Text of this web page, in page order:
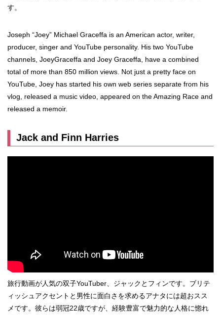
す。
Joseph “Joey” Michael Graceffa is an American actor, writer,
producer, singer and YouTube personality. His two YouTube
channels, JoeyGraceffa and Joey Graceffa, have a combined
total of more than 850 million views. Not just a pretty face on
YouTube, Joey has started his own web series separate from his
vlog, released a music video, appeared on the Amazing Race and
released a memoir.
Jack and Finn Harries
旅行動画が人気の双子YouTuber、ジャックとフィンです。ブリテ
ィッシュアクセントと男性に面白さを求めるアナタには超おスス
メです。彼らは弱冠22歳ですが、経験豊富で魅力的な人格に惚れ